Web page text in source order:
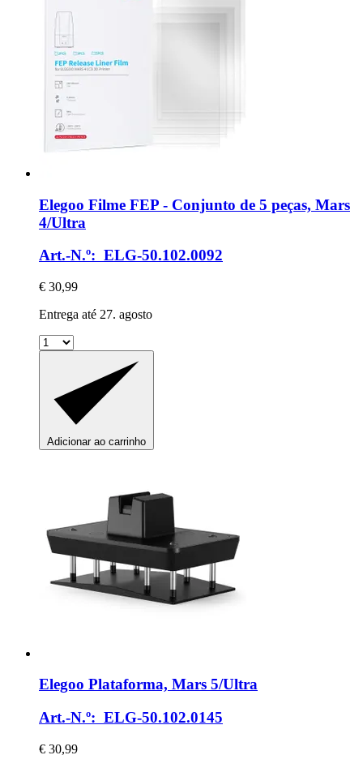
Elegoo Filme FEP -​ Conjunto de 5 peças, Mars
4/Ultra
Art.-N.º: ELG-50.102.0092
€ 30,99
Entrega até 27. agosto
Adicionar ao carrinho
Elegoo Plataforma, Mars 5/Ultra
Art.-N.º: ELG-50.102.0145
€ 30,99